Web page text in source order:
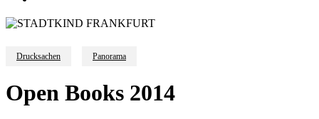
Drucksachen Panorama
Open Books 2014